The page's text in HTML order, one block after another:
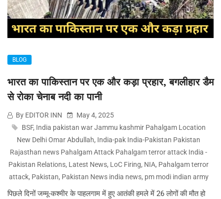
BLOG
भारत का पाकिस्तान पर एक और कड़ा प्रहार, बगलीहार डैम
से रोका चेनाब नदी का पानी
By EDITOR INN
May 4, 2025
BSF, India pakistan war Jammu kashmir Pahalgam Location
New Delhi Omar Abdullah, India-pak India-Pakistan Pakistan
Rajasthan news Pahalgam Attack Pahalgam terror attack India -
Pakistan Relations, Latest News, LoC Firing, NIA, Pahalgam terror
attack, Pakistan, Pakistan News india news, pm modi indian army
पिछले दिनों जम्मू-कश्मीर के पाहलगाम में हुए आतंकी हमले में 26 लोगों की मौत हो